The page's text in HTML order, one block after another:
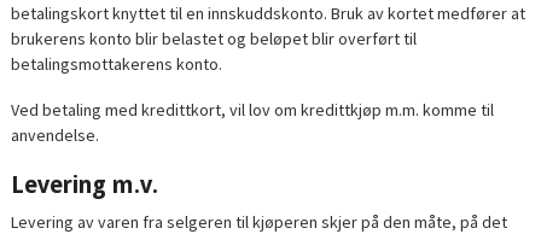
betalingskort knyttet til en innskuddskonto. Bruk av kortet medfører at
brukerens konto blir belastet og beløpet blir overført til
betalingsmottakerens konto.
Ved betaling med kredittkort, vil lov om kredittkjøp m.m. komme til
anvendelse.
Levering m.v.
Levering av varen fra selgeren til kjøperen skjer på den måte, på det